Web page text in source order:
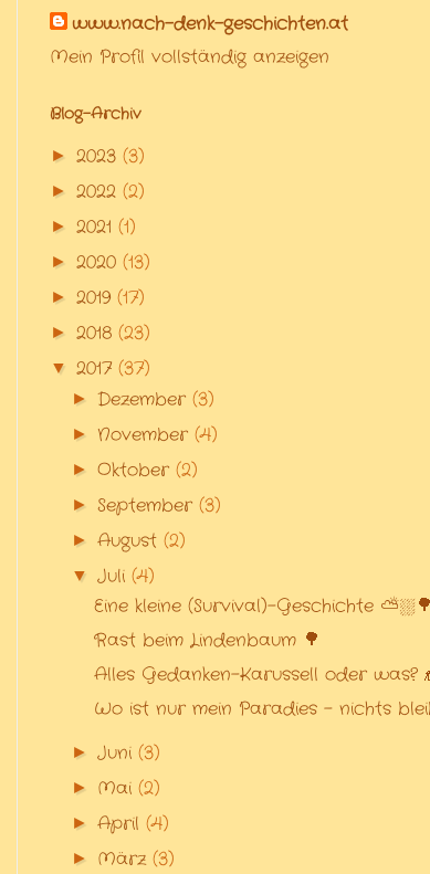
www.nach-denk-geschichten.at
Mein Profil vollständig anzeigen
Blog-Archiv
► 2023 (3)
► 2022 (2)
► 2021 (1)
► 2020 (13)
► 2019 (17)
► 2018 (23)
▼ 2017 (37)
►Dezember(3)
► November(4)
►Oktober(2)
►September(3)
►August(2)
▼Juli(4)
Eine kleine (Survival)-Geschichte
Rast beim Lindenbaum 🌳
Alles Gedanken-Karussell oder was?
Wo ist nur mein Paradies - nichts
►Juni(3)
► Mai(2)
►April(4)
► März(3)